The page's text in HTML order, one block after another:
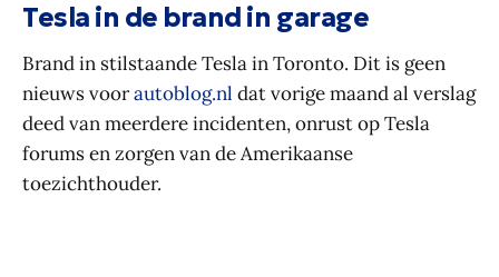
Tesla in de brand in garage
Brand in stilstaande Tesla in Toronto. Dit is geen
nieuws voorautoblog.nl dat vorige maand al verslag
deed van meerdere incidenten, onrust op Tesla
forums en zorgen van de Amerikaanse
toezichthouder.